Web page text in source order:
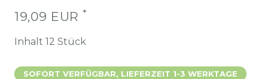
19,09 EUR *
Inhalt 12 Stück
SOFORT VERFÜGBAR, LIEFERZEIT 1-3 WERKTAGE